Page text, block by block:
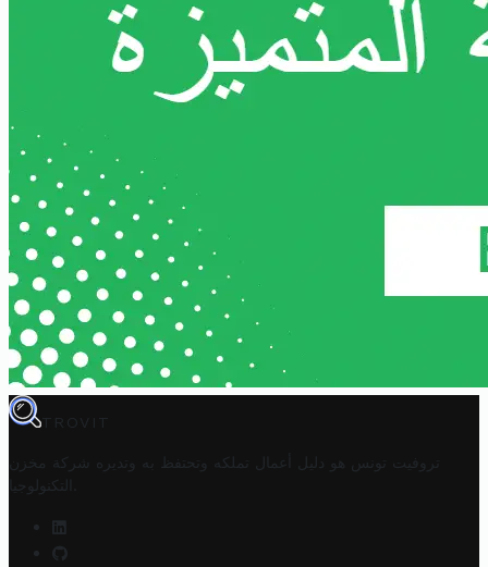
TROVIT
تروفيت تونس هو دليل أعمال تملكه وتحتفظ به وتديره
شركة مخزن
التكنولوجيا